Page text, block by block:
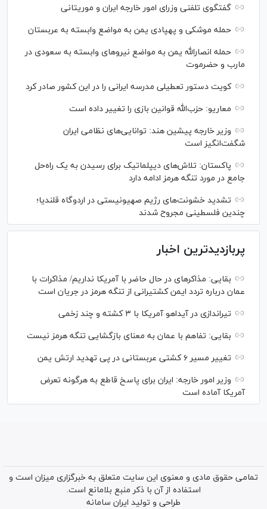
گفتگوی تلفنی وزرای امور خارجه ایران و موریتانی
حمله موشکی و پهپادی یمن به مواضع وابسته به عربستان
حمله انصارالله یمن به مواضع نیرو‌های وابسته به سعودی در
مارب و حضرموت
کویت دستور تعطیلی مدرسه ایرانی را در این کشور صادر کرد
معاریو: حزب‌الله قوانین بازی را تغییر داده است
وزیر خارجه پیشین هند: توانایی‌های نظامی ایران
شگفت‌انگیز است
پاکستان: تلاش‌های دیپلماتیک برای رسیدن به یک راه‌حل
جامع در مورد تنگه هرمز ادامه دارد
تشدید خشونت‌های رژیم صهیونیستی در اردوگاه قلندیا؛
چندین فلسطینی مجروح شدند
پربازدیدترین اخبار
بقایی: مذاکره‎ای در حال حاضر با آمریکا نداریم/ مذاکرات با
عمان درباره تردد ایمن کشتیرانی از تنگه هرمز در جریان است
تیراندازی در آیداهو آمریکا با ۳ کشته و چند زخمی
بقایی: تفاهم با عمان به معنای بازگشایی تنگه هرمز نیست
تغییر مسیر ۶ کشتی عربستانی در پی تهدید ارتش یمن
وزیر امور خارجه: ایران برای پاسخ قاطع به هرگونه تعرض
آمریکا آماده است
تمامی حقوق مادی و معنوی این سایت متعلق به خبرگزاری میزان است و
استفاده از آن با ذکر منبع بلامانع است.
طراحی و تولید ایران سامانه